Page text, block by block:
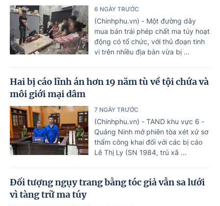
6 NGÀY TRƯỚC
(Chinhphu.vn) - Một đường dây
mua bán trái phép chất ma túy hoạt
động có tổ chức, với thủ đoạn tinh
vi trên nhiều địa bàn vừa bị ...
Hai bị cáo lĩnh án hơn 19 năm tù về tội chứa và
môi giới mại dâm
7 NGÀY TRƯỚC
(Chinhphu.vn) - TAND khu vực 6 -
Quảng Ninh mở phiên tòa xét xử sơ
thẩm công khai đối với các bị cáo
Lê Thị Ly (SN 1984, trú xã ...
Đối tượng ngụy trang bằng tóc giả vẫn sa lưới
vì tàng trữ ma túy